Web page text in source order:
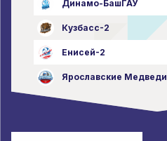
Динамо-БашГАУ
Кузбасс-2
Енисей-2
Ярославские Медведи